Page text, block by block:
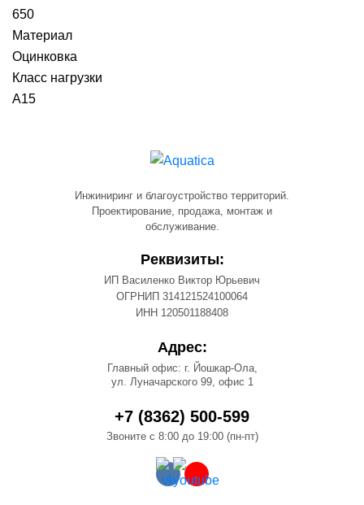
650
Материал
Оцинковка
Класс нагрузки
А15
Инжиниринг и благоустройство территорий.
Проектирование, продажа, монтаж и
обслуживание.
Реквизиты:
ИП Василенко Виктор Юрьевич
ОГРНИП 314121524100064
ИНН 120501188408
Адрес:
Главный офис: г. Йошкар-Ола,
ул. Луначарского 99, офис 1
+7 (8362) 500-599
Звоните с 8:00 до 19:00 (пн-пт)